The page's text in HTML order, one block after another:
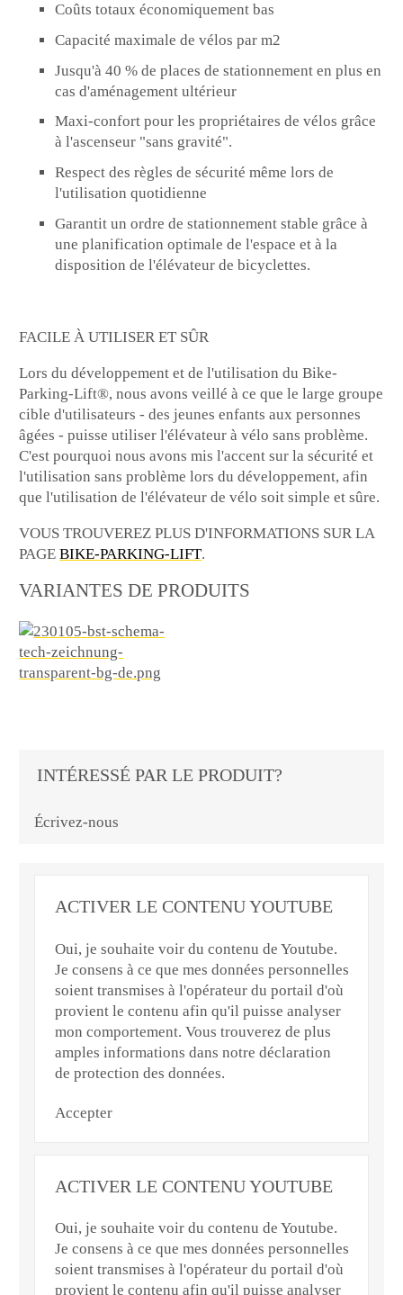
Coûts totaux économiquement bas
Capacité maximale de vélos par m2
Jusqu'à 40 % de places de stationnement en plus en
cas d'aménagement ultérieur
Maxi-confort pour les propriétaires de vélos grâce
à l'ascenseur "sans gravité".
Respect des règles de sécurité même lors de
l'utilisation quotidienne
Garantit un ordre de stationnement stable grâce à
une planification optimale de l'espace et à la
disposition de l'élévateur de bicyclettes.
FACILE À UTILISER ET SÛR
Lors du développement et de l'utilisation du Bike-
Parking-Lift®, nous avons veillé à ce que le large groupe
cible d'utilisateurs - des jeunes enfants aux personnes
âgées - puisse utiliser l'élévateur à vélo sans problème.
C'est pourquoi nous avons mis l'accent sur la sécurité et
l'utilisation sans problème lors du développement, afin
que l'utilisation de l'élévateur de vélo soit simple et sûre.
VOUS TROUVEREZ PLUS D'INFORMATIONS SUR LA
PAGEBIKE-PARKING-LIFT.
VARIANTES DE PRODUITS
INTÉRESSÉ PAR LE PRODUIT?
Écrivez-nous
ACTIVER LE CONTENU YOUTUBE
Oui, je souhaite voir du contenu de Youtube.
Je consens à ce que mes données personnelles
soient transmises à l'opérateur du portail d'où
provient le contenu afin qu'il puisse analyser
mon comportement. Vous trouverez de plus
amples informations dans notre déclaration
de protection des données.
Accepter
ACTIVER LE CONTENU YOUTUBE
Oui, je souhaite voir du contenu de Youtube.
Je consens à ce que mes données personnelles
soient transmises à l'opérateur du portail d'où
provient le contenu afin qu'il puisse analyser